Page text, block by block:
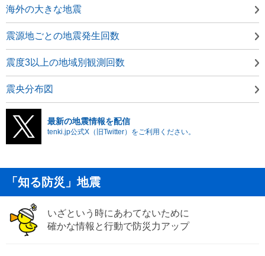
海外の大きな地震
震源地ごとの地震発生回数
震度3以上の地域別観測回数
震央分布図
最新の地震情報を配信
tenki.jp公式X（旧Twitter）をご利用ください。
「知る防災」地震
いざという時にあわてないために
確かな情報と行動で防災力アップ